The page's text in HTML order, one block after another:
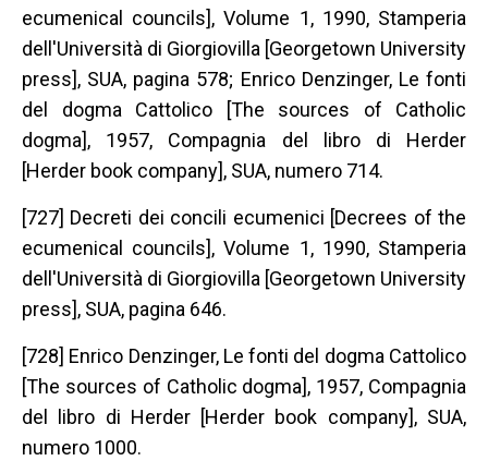
ecumenical councils], Volume 1, 1990, Stamperia
dell'Università di Giorgiovilla [Georgetown University
press], SUA, pagina 578; Enrico Denzinger, Le fonti
del dogma Cattolico [The sources of Catholic
dogma], 1957, Compagnia del libro di Herder
[Herder book company], SUA, numero 714.
[727] Decreti dei concili ecumenici [Decrees of the
ecumenical councils], Volume 1, 1990, Stamperia
dell'Università di Giorgiovilla [Georgetown University
press], SUA, pagina 646.
[728] Enrico Denzinger, Le fonti del dogma Cattolico
[The sources of Catholic dogma], 1957, Compagnia
del libro di Herder [Herder book company], SUA,
numero 1000.